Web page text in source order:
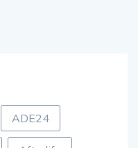
ADE24